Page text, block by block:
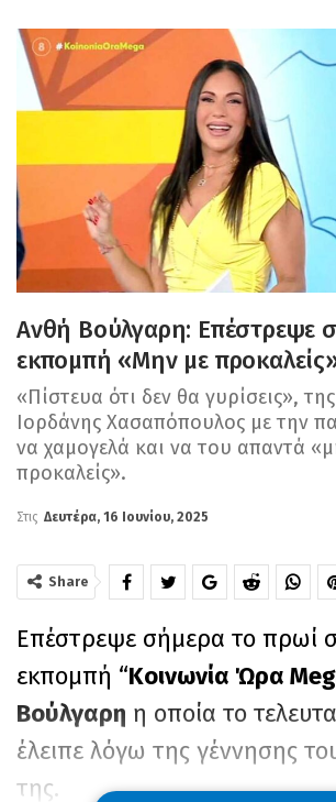
Ανθή Βούλγαρη: Επέστρεψε
εκπομπή «Μην με
«Πίστευα ότι δεν θα γυρίσεις»,
Ιορδάνης Χασαπόπουλος με την
να χαμογελά και να του απαντά
προκαλείς».
Στις Δευτέρα, 16 Ιουνίου, 2025
Share
Επέστρεψε σήμερα το πρωί
εκπομπή “Κοινωνία Ώρα
Βούλγαρη η οποία το
έλειπε λόγω της γέννησης
της.